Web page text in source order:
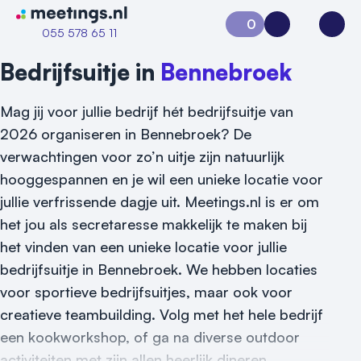
Naar home van Meetings
055 578 65 11
Vraag locatie aan
0
Aanvraag 0Inloggen
Bedrijfsuitje in Bennebroek
Mag jij voor jullie bedrijf hét bedrijfsuitje van
2026 organiseren in Bennebroek? De
verwachtingen voor zo’n uitje zijn natuurlijk
hooggespannen en je wil een unieke locatie voor
jullie verfrissende dagje uit. Meetings.nl is er om
het jou als secretaresse makkelijk te maken bij
het vinden van een unieke locatie voor jullie
bedrijfsuitje in Bennebroek. We hebben locaties
voor sportieve bedrijfsuitjes, maar ook voor
creatieve teambuilding. Volg met het hele bedrijf
een kookworkshop, of ga na diverse outdoor